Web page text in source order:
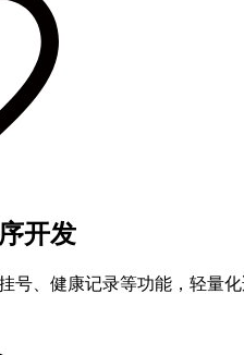
开发
号、健康记录等功能，轻量